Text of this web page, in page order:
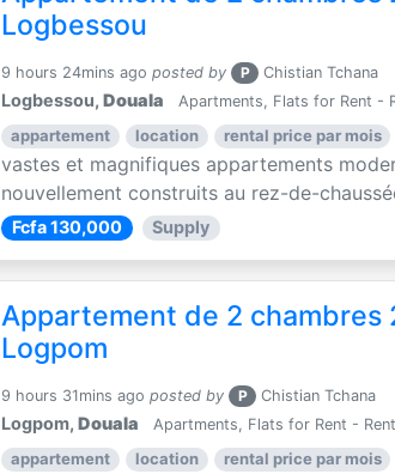
Logbessou
9 hours 24mins ago posted by P Chistian Tchana
Logbessou,Douala Apartments, Flats for Rent -
appartement location rental price par mois
vastes et magnifiques appartements
nouvellement construits au rez-de-
Fcfa 130,000 Supply
Appartement de 2 chambres
Logpom
9 hours 31mins ago posted by P Chistian Tchana
Logpom,Douala Apartments, Flats for Rent -
appartement location rental price par mois